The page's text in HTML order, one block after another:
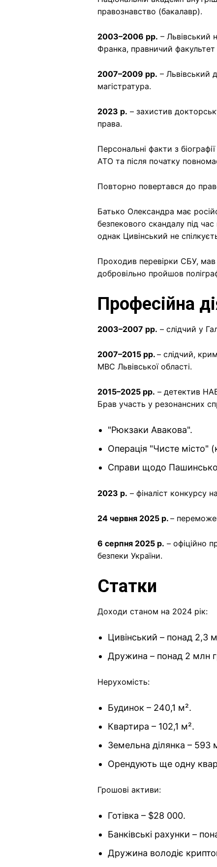
правознавство (бакалавр).
2003–2006 рр. – Львівський
Франка, правничий факультет
2007–2009 рр. – Львівський
магістратура.
2023 р. – захистив
права.
Персональні факти з
АТО та після початку
Повторно повертався до
Батько Олександра має
безпекового скандалу під
однак Цивінський не
Проходив перевірки СБУ,
добровільно пройшов
Професійна
2003–2007 рр. – слідчий у
2007–2015 рр. – слідчий,
МВС Львівської області.
2015–2025 рр. – детектив
Брав участь у резонансних
"Рюкзаки Авакова".
Операція "Чисте місто"
Справи щодо
2023 р. – фіналіст конкурсу
24 червня 2025 р. –
6 серпня 2025 р. – офіційно
безпеки України.
Статки
Доходи станом на 2024 рік:
Цивінський – понад 2,3
Дружина – понад 2 млн
Нерухомість:
Будинок – 240,1 м².
Квартира – 102,1 м².
Земельна ділянка – 593
Орендують ще одну
Грошові активи:
Готівка – $28 000.
Банківські рахунки –
Дружина володіє